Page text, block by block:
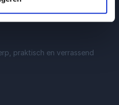
economen niet durven te
praktisch en verrassend
op vragen die economen